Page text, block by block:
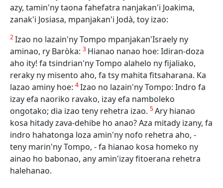
azy, tamin'ny taona fahefatra nanjakan'i Joakima,
zanak'i Josiasa, mpanjakan'i Jodà, toy izao:
2Izao no lazain'ny Tompo mpanjakan'Israely ny
aminao, ry Baròka: 3 Hianao nanao hoe: Idiran-doza
aho ity! fa tsindrian'ny Tompo alahelo ny fijaliako,
reraky ny misento aho, fa tsy mahita fitsaharana. Ka
lazao aminy hoe: 4Izao no lazain'ny Tompo: Indro fa
izay efa naoriko ravako, izay efa namboleko
ongotako; dia izao teny rehetra izao. 5Ary hianao
kosa hitady zava-dehibe ho anao? Aza mitady izany, fa
indro hahatonga loza amin'ny nofo rehetra aho, -
teny marin'ny Tompo, - fa hianao kosa homeko ny
ainao ho babonao, any amin'izay fitoerana rehetra
halehanao.